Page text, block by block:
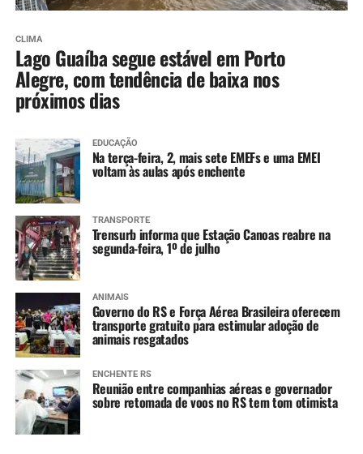
CLIMA
Lago Guaíba segue estável em Porto
Alegre, com tendência de baixa nos
próximos dias
EDUCAÇÃO
Na terça-feira, 2, mais sete EMEFs e uma EMEI
voltam às aulas após enchente
TRANSPORTE
Trensurb informa que Estação Canoas reabre na
segunda-feira, 1º de julho
ANIMAIS
Governo do RS e Força Aérea Brasileira oferecem
transporte gratuito para estimular adoção de
animais resgatados
ENCHENTE RS
Reunião entre companhias aéreas e governador
sobre retomada de voos no RS tem tom otimista